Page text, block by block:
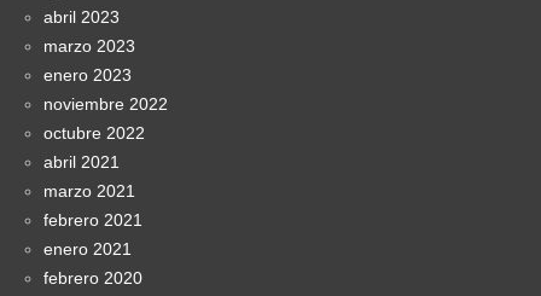
abril 2023
marzo 2023
enero 2023
noviembre 2022
octubre 2022
abril 2021
marzo 2021
febrero 2021
enero 2021
febrero 2020